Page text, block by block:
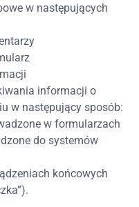
w następujących
informacji o
w następujący sposób:
w formularzach
do systemów
końcowych